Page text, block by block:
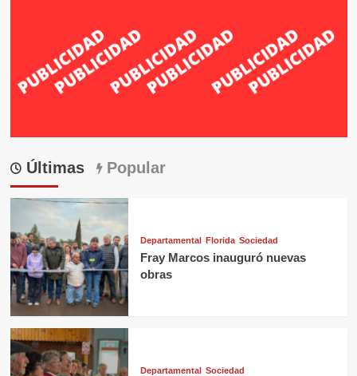
Últimas Popular
Departamental Florida Sociedad
Fray Marcos inauguró nuevas
obras
Departamental Sociedad